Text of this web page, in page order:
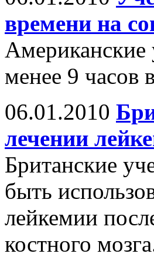
времени на
Американские
менее 9 часов
06.01.2010
лечении
Британские
быть
лейкемии
костного